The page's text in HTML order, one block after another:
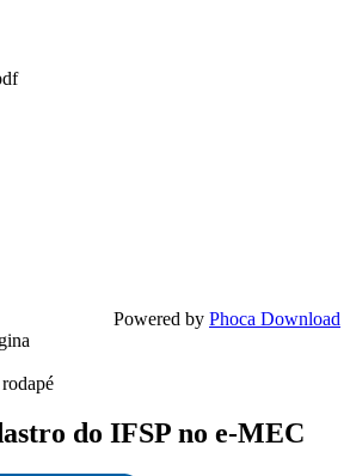
Powered by Phoca Download
do IFSP no e-MEC